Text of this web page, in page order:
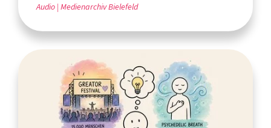
Audio Medienarchiv Bielefeld